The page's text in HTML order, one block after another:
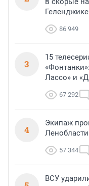
86 949
3
15
Лассо» и
67 292
4
Экипаж
57 344
ВСУ